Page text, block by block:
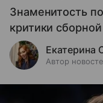
Знаменитость
критики
Екатерина
Автор